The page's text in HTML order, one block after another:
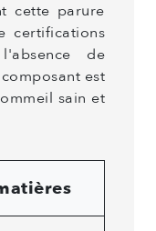
cette parure
certifications
de
est
sain et